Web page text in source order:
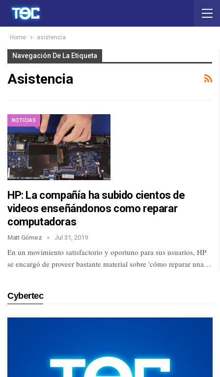
Home asistencia
Navegación De La Etiqueta
Asistencia
NOTICIAS
HP: La compañía ha subido cientos de
videos enseñándonos como reparar
computadoras
Matt Gómez Jul 31, 2019
En un movimiento satisfactorio y oportuno para sus usuarios, HP
se encargó de proveer bastante material sobre 'cómo reparar una…
Cybertec